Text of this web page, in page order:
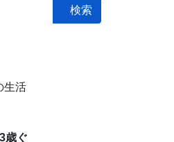
生活
歳ぐ
検索